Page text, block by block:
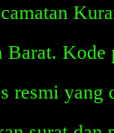
Barat. Kode
resmi yang